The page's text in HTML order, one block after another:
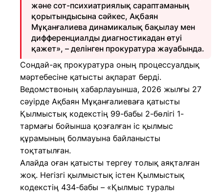
және сот-психиатриялық сараптаманың
қорытындысына сәйкес, Ақбаян
Мұқанғалиева динамикалық бақылау мен
дифференциалды диагностикадан өтуі
қажет», – делінген прокуратура жауабында.
Сондай-ақ прокуратура оның процессуалдық
мәртебесіне қатысты ақпарат берді.
Ведомствоның хабарлауынша, 2026 жылғы 27
сәуірде Ақбаян Мұқанғалиеваға қатысты
Қылмыстық кодекстің 99-бабы 2-бөлігі 1-
тармағы бойынша қозғалған іс қылмыс
құрамының болмауына байланысты
тоқтатылған.
Алайда оған қатысты тергеу толық аяқталған
жоқ. Негізгі қылмыстық істен Қылмыстық
кодекстің 434-бабы – «Қылмыс туралы